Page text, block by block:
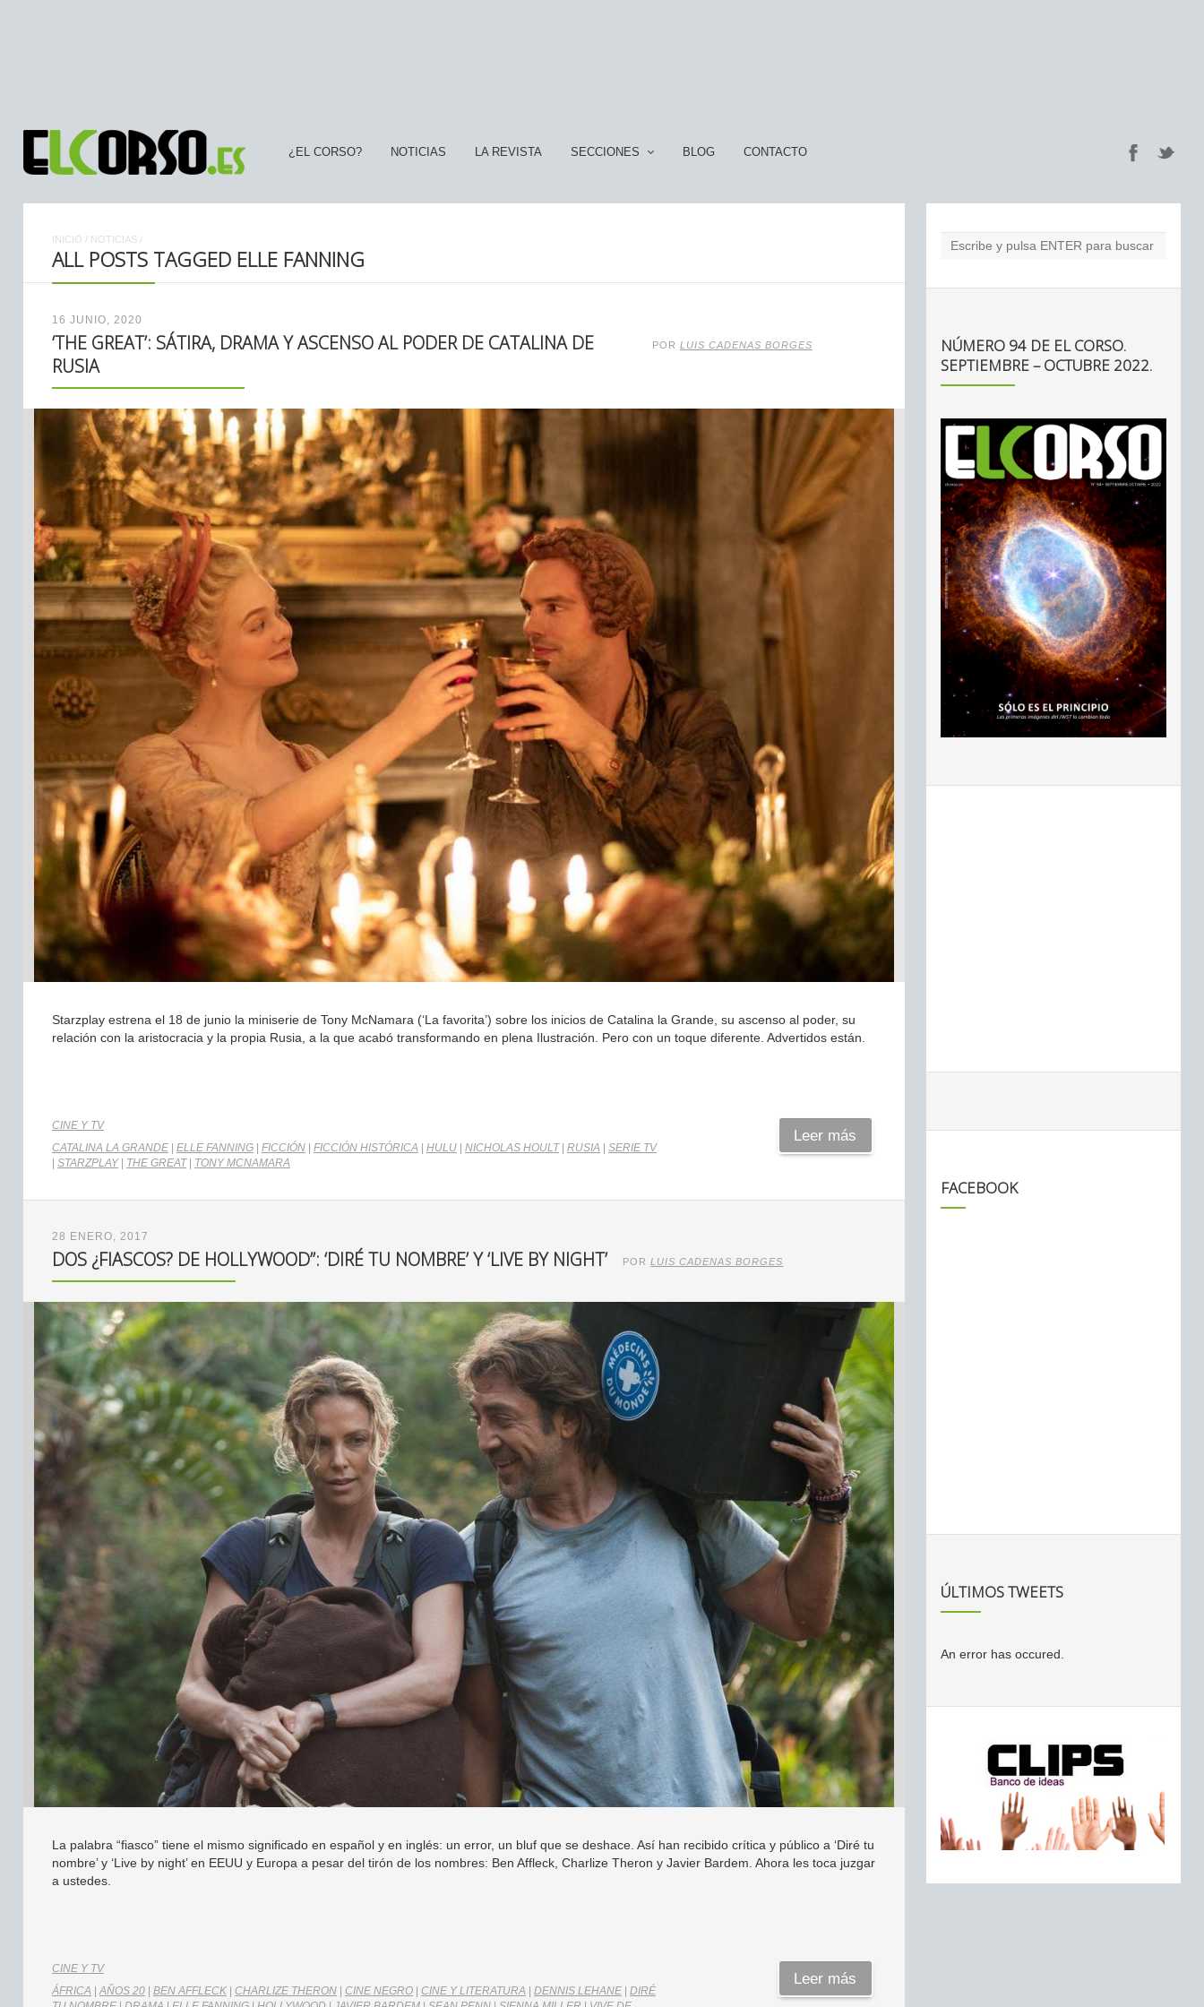
¿EL CORSO? NOTICIAS LA REVISTA SECCIONES BLOG CONTACTO
INICIO / NOTICIAS /
ALL POSTS TAGGED ELLE FANNING
16 JUNIO, 2020
‘THE GREAT’: SÁTIRA, DRAMA Y ASCENSO AL PODER DE CATALINA DE
RUSIA
POR LUIS CADENAS BORGES
Starzplay estrena el 18 de junio la miniserie de Tony McNamara (‘La favorita’) sobre los inicios de Catalina la Grande, su ascenso al poder, su
relación con la aristocracia y la propia Rusia, a la que acabó transformando en plena Ilustración. Pero con un toque diferente. Advertidos están.
CINE Y TV
CATALINA LA GRANDE
ELLE FANNING FICCIÓN FICCIÓN HISTÓRICA HULU NICHOLAS HOULT| RUSIA
SERIE TV
STARZPLAY| THE GREAT| TONY MCNAMARA
Leer más
28 ENERO, 2017
DOS ¿FIASCOS? DE HOLLYWOOD”: ‘DIRÉ TU NOMBRE’ Y ‘LIVE BY NIGHT’ PORLUIS CADENAS BORGES
La palabra “fiasco” tiene el mismo significado en español y en inglés: un error, un bluf que se deshace. Así han recibido crítica y público a ‘Diré tu
nombre’ y ‘Live by night’ en EEUU y Europa a pesar del tirón de los nombres: Ben Affleck, Charlize Theron y Javier Bardem. Ahora les toca juzgar
a ustedes.
CINE Y TV
ÁFRICA |AÑOS 20 BEN AFFLECK CHARLIZE THERON CINE NEGRO CINE Y LITERATURA DENNIS LEHANE
DIRÉ
Leer más
NÚMERO 94 DE EL CORSO.
SEPTIEMBRE – OCTUBRE 2022.
FACEBOOK
ÚLTIMOS TWEETS
An error has occured.